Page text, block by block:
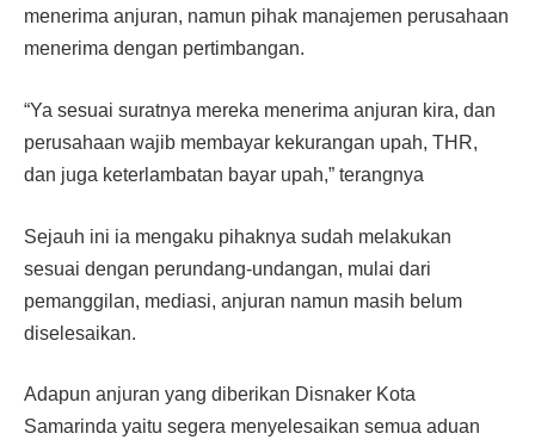
menerima anjuran, namun pihak manajemen perusahaan
menerima dengan pertimbangan.
“Ya sesuai suratnya mereka menerima anjuran kira, dan
perusahaan wajib membayar kekurangan upah, THR,
dan juga keterlambatan bayar upah,” terangnya
Sejauh ini ia mengaku pihaknya sudah melakukan
sesuai dengan perundang-undangan, mulai dari
pemanggilan, mediasi, anjuran namun masih belum
diselesaikan.
Adapun anjuran yang diberikan Disnaker Kota
Samarinda yaitu segera menyelesaikan semua aduan